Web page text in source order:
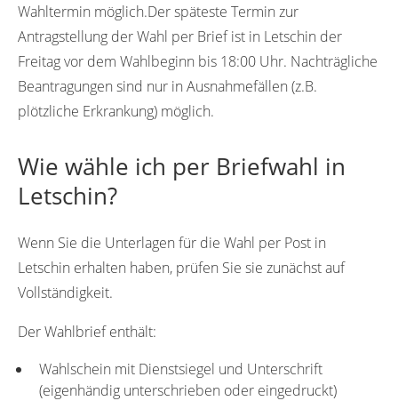
Wahltermin möglich.Der späteste Termin zur
Antragstellung der Wahl per Brief ist in Letschin der
Freitag vor dem Wahlbeginn bis 18:00 Uhr. Nachträgliche
Beantragungen sind nur in Ausnahmefällen (z.B.
plötzliche Erkrankung) möglich.
Wie wähle ich per Briefwahl in
Letschin?
Wenn Sie die Unterlagen für die Wahl per Post in
Letschin erhalten haben, prüfen Sie sie zunächst auf
Vollständigkeit.
Der Wahlbrief enthält:
Wahlschein mit Dienstsiegel und Unterschrift
(eigenhändig unterschrieben oder eingedruckt)